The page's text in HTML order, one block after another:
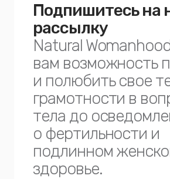
Подпишитесь на
рассылку
Natural
вам возможность
и полюбить свое
грамотности в
тела до
о фертильности и
подлинном
здоровье.